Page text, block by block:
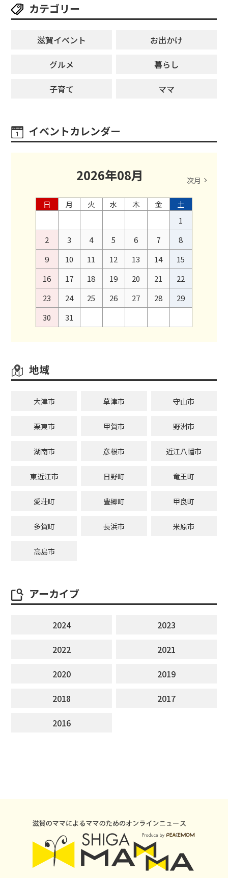
カテゴリー
滋賀イベント
お出かけ
グルメ
暮らし
子育て
ママ
イベントカレンダー
2026年08月 次月
日 月 火 水 木 金
土
1
2
3 4 5 6 7
8
9
10 11 12 13 14
15
16
17 18 19 20 21
22
23
24 25 26 27 28
29
30
31
地域
大津市 草津市 守山市
栗東市 甲賀市 野洲市
湖南市 彦根市 近江八幡市
東近江市 日野町 竜王町
愛荘町 豊郷町 甲良町
多賀町 長浜市 米原市
高島市
アーカイブ
2024
2023
2022
2021
2020
2019
2018
2017
2016